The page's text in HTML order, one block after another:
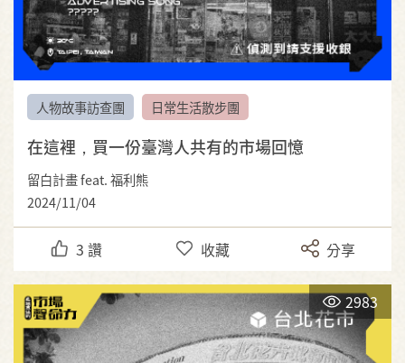
人物故事訪查團 日常生活散步團
在這裡，買一份臺灣人共有的市場回憶
留白計畫 feat. 福利熊
2024/11/04
3 讚 收藏 分享
2983